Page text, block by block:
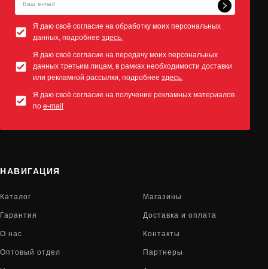
Я даю своё согласие на обработку моих персональных
данных, подробнее здесь.
Я даю своё согласие на передачу моих персональных
данных третьим лицам, в рамках необходимости доставки
или рекламной рассылки, подробнее здесь.
Я даю своё согласие на получение рекламных материалов
по e-mail
НАВИГАЦИЯ
Каталог Магазины
Гарантия Доставка и оплата
О нас Контакты
Оптовый отдел Партнеры